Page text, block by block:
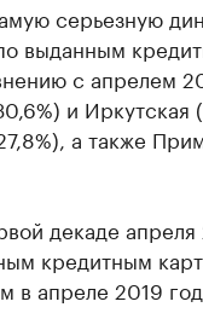
серьезную
выданным
с апрелем
и Иркутская
а также
декаде
кредитным
в апреле 2019